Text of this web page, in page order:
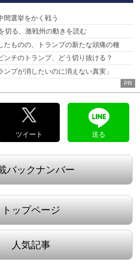
間選挙をかく戦う
切る、激戦州の動きを読む
たものの、トランプの新たな頭痛の種
ンチのトランプ、どう切り抜ける？
プが消したいのに消えない真実」
PR
ツイート 送る
バックナンバー
トップページ
人気記事